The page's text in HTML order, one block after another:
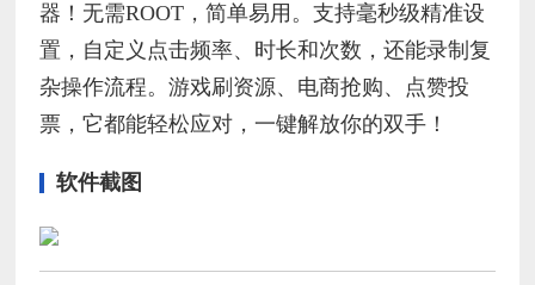
器！无需ROOT，简单易用。支持毫秒级精准设
置，自定义点击频率、时长和次数，还能录制复
杂操作流程。游戏刷资源、电商抢购、点赞投
票，它都能轻松应对，一键解放你的双手！
软件截图